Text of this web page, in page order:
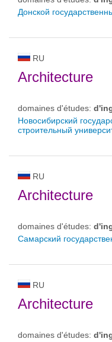
Донской
RU
Architecture
domaines d'études:
Новосибирский
строительный
RU
Architecture
domaines d'études:
Самарский
RU
Architecture
domaines d'études: